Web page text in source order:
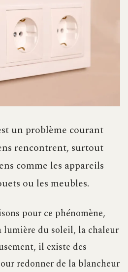
un problème courant
rencontrent, surtout
comme les appareils
ou les meubles.
pour ce phénomène,
lumière du soleil, la chaleur
il existe des
redonner de la blancheur